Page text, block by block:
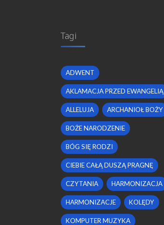
Tagi
ADWENT
AKLAMACJA PRZED EWANGELIĄ
ALLELUJA ARCHANIOŁ BOŻY
BOŻE NARODZENIE
BÓG SIĘ RODZI
CIEBIE CAŁĄ DUSZĄ PRAGNĘ
CZYTANIA HARMONIZACJA
HARMONIZACJE KOLĘDY
KOMPUTER MUZYKA